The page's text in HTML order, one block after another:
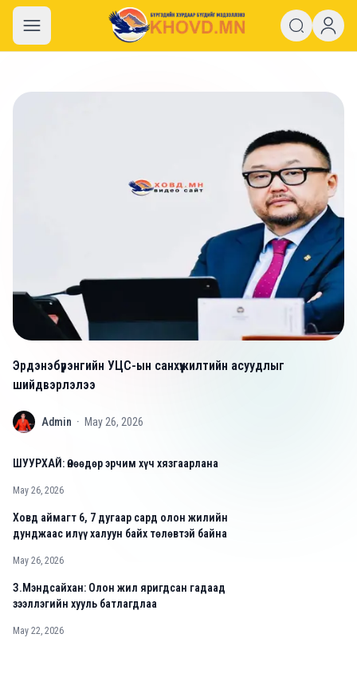
khovd.mn
Эрдэнэбүрэнгийн УЦС-ын санхүүжилтийн асуудлыг
шийдвэрлэлээ
A Admin · May 26, 2026
ШУУРХАЙ: Өнөөдөр эрчим хүч хязгаарлана
May 26, 2026
Ховд аймагт 6, 7 дугаар сард олон жилийн
дунджаас илүү халуун байх төлөвтэй байна
May 26, 2026
З.Мэндсайхан: Олон жил яригдсан гадаад
зээллэгийн хууль батлагдлаа
May 22, 2026